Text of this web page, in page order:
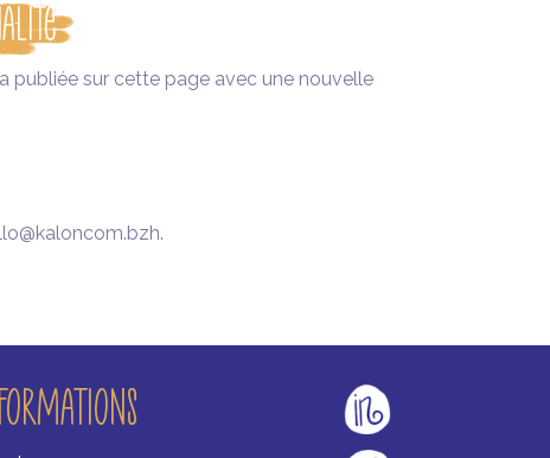
publiée sur cette page avec une nouvelle